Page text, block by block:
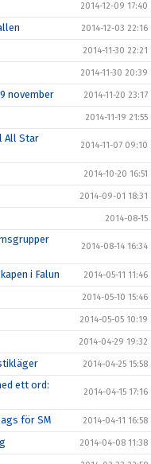
2014-12-09 17:40
2014-12-03 22:16
2014-11-30 22:21
2014-11-30 20:39
november 2014-11-20 23:17
2014-11-19 21:55
All Star
2014-11-07 09:10
2014-10-20 16:51
2014-09-01 18:31
2014-08-15
2014-08-14 16:34
i Falun 2014-05-11 11:46
2014-05-10 15:46
2014-05-05 10:19
2014-04-29 19:32
2014-04-25 15:58
ett ord:
2014-04-15 17:16
för SM 2014-04-11 16:58
2014-04-08 11:38